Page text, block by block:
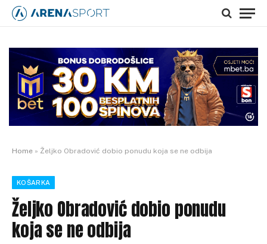
Home » Željko Obradović dobio ponudu koja se ne odbija
KOŠARKA
Željko Obradović dobio ponudu
koja se ne odbija